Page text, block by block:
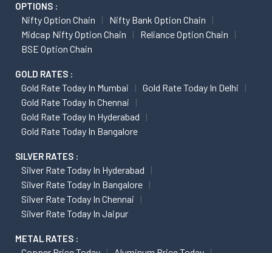
OPTIONS :
Nifty Option Chain
Nifty Bank Option Chain
Midcap Nifty Option Chain
Reliance Option Chain
BSE Option Chain
GOLD RATES :
Gold Rate Today In Mumbai
Gold Rate Today In Delhi
Gold Rate Today In Chennai
Gold Rate Today In Hyderabad
Gold Rate Today In Bangalore
SILVER RATES :
Silver Rate Today In Hyderabad
Silver Rate Today In Bangalore
Silver Rate Today In Chennai
Silver Rate Today In Jaipur
METAL RATES :